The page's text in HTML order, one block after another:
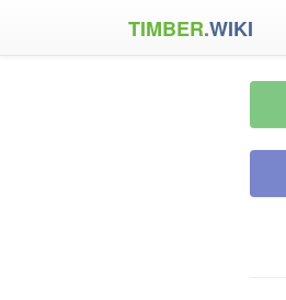
TIMBER.WIKI